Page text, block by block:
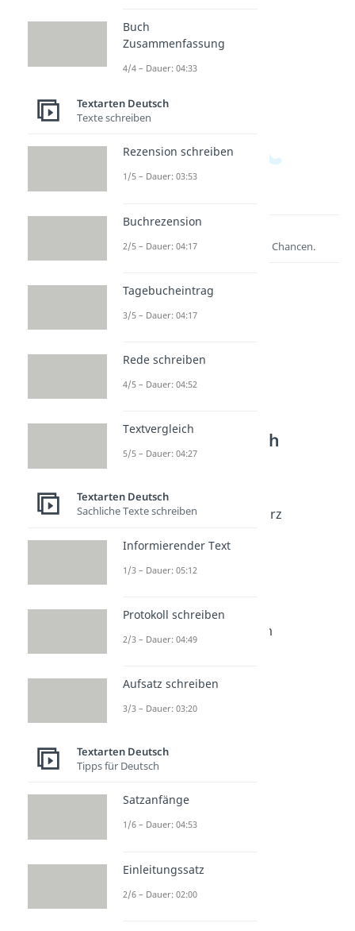
tag
wünsch
en?
Entdecke hier deine Chancen.
Weitere Inhalte:
Textarten Deutsch
Geburtstagswünsche
Dauer: 02:31
Geburtstagssprüche kurz
Geburtstagssprüche
Nachträgliche
Dauer: 02:34
Was kann man sich zum
Geburtstag wünschen?
Buch
Zusammenfassung
4/4 – Dauer: 04:33
Textarten Deutsch
Texte schreiben
Rezension schreiben
1/5 – Dauer: 03:53
Buchrezension
2/5 – Dauer: 04:17
Tagebucheintrag
3/5 – Dauer: 04:17
Rede schreiben
4/5 – Dauer: 04:52
Textvergleich
5/5 – Dauer: 04:27
Textarten Deutsch
Sachliche Texte schreiben
Informierender Text
1/3 – Dauer: 05:12
Protokoll schreiben
2/3 – Dauer: 04:49
Aufsatz schreiben
3/3 – Dauer: 03:20
Textarten Deutsch
Tipps für Deutsch
Satzanfänge
1/6 – Dauer: 04:53
Einleitungssatz
2/6 – Dauer: 02:00